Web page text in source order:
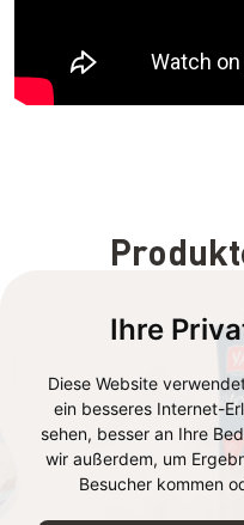
Ihre
Diese Website
ein besseres Internet-
sehen, besser an Ihre
wir außerdem, um
Besucher kommen